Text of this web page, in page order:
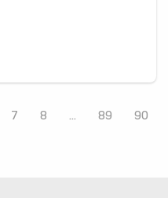
7 8 ... 89 90